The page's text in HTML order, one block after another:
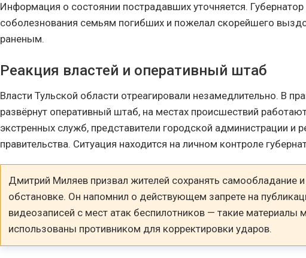
Информация о состоянии пострадавших уточняется.
соболезнования семьям погибших и пожелал скорейшего
раненым.
Реакция властей и оперативный штаб
Власти Тульской области отреагировали незамедлительно. В
развёрнут оперативный штаб, на местах происшествий
экстренных служб, представители городской администрации и
правительства. Ситуация находится на личном контроле
Дмитрий Миляев призвал жителей сохранять самообладание
обстановке. Он напомнил о действующем запрете на
видеозаписей с мест атак беспилотников — такие материалы
использованы противником для корректировки ударов.